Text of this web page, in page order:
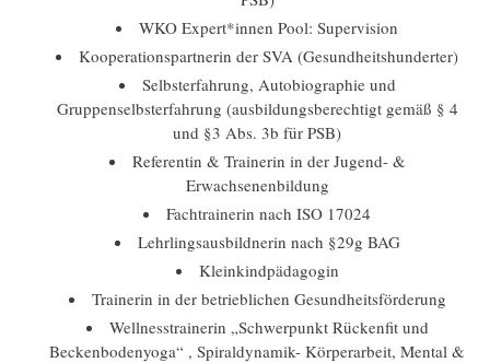
WKO Expert*innen Pool: Supervision
Kooperationspartnerin der SVA (Gesundheitshunderter)
Selbsterfahrung, Autobiographie und
Gruppenselbsterfahrung (ausbildungsberechtigt gemäß § 4
und §3 Abs. 3b für PSB)
Referentin & Trainerin in der Jugend- &
Erwachsenenbildung
Fachtrainerin nach ISO 17024
Lehrlingsausbildnerin nach §29g BAG
Kleinkindpädagogin
Trainerin in der betrieblichen Gesundheitsförderung
Wellnesstrainerin „Schwerpunkt Rückenfit und
Beckenbodenyoga“ , Spiraldynamik- Körperarbeit, Mental &